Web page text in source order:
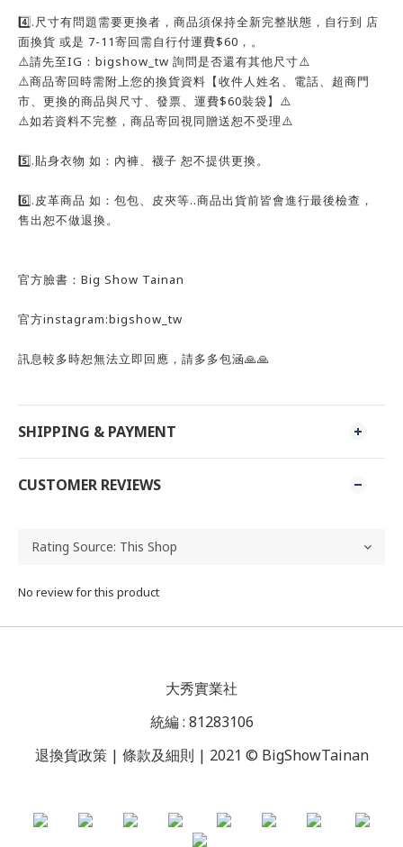
4️⃣.尺寸有問題需要更換者，商品須保持全新完整狀態，自行到 店
面換貨 或是 7-11寄回需自行付運費$60，。
⚠️請先至IG：bigshow_tw 詢問是否還有其他尺寸⚠️
⚠️商品寄回時需附上您的換貨資料【收件人姓名、電話、超商門
市、更換的商品與尺寸、發票、運費$60裝袋】⚠️
⚠️如若資料不完整，商品寄回視同贈送恕不受理⚠️
5️⃣.貼身衣物 如：內褲、襪子 恕不提供更換。
6️⃣.皮革商品 如：包包、皮夾等..商品出貨前皆會進行最後檢查，
售出恕不做退換。
官方臉書：Big Show Tainan
官方instagram:bigshow_tw
訊息較多時恕無法立即回應，請多多包涵🙏🙏
SHIPPING & PAYMENT
CUSTOMER REVIEWS
No review for this product
大秀實業社
統編 : 81283106
退換貨政策 | 條款及細則 | 2021 © BigShowTainan